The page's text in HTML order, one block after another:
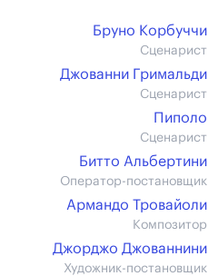
Бруно Корбуччи
Сценарист
Джованни Гримальди
Сценарист
Пиполо
Сценарист
Битто Альбертини
Оператор-постановщик
Армандо Тровайоли
Композитор
Джорджо Джованнини
Художник-постановщик